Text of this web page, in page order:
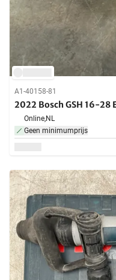
A1-40158-81
2022 Bosch GSH 16-28
Online,NL
Geen minimumprijs